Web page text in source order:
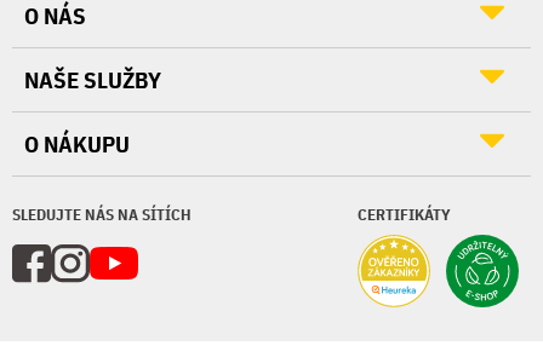
SLEDUJTE NÁS NA SÍTÍCH CERTIFIKÁTY
O NÁS
NAŠE SLUŽBY
O NÁKUPU